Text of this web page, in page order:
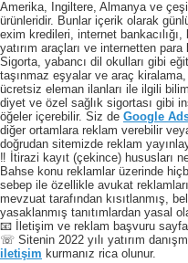
Amerika, Ingiltere, Almanya ve
ürünleridir. Bunlar içerik olarak
exim kredileri, internet bankacılığı,
yatırım araçları ve internetten
Sigorta, yabancı dil okulları gibi
taşınmaz eşyalar ve araç
ücretsiz eleman ilanları ile ilgili
diyet ve özel sağlık sigortası gibi
öğeler içerebilir. Siz de Google
diğer ortamlara reklam verebilir
doğrudan sitemizde reklam
‼️ İtirazi kayıt (çekince) hususları
Bahse konu reklamlar üzerinde
sebep ile özellikle avukat
mevzuat tarafından kısıtlanmış,
yasaklanmış tanıtımlardan yasal
📧 İletişim ve reklam başvuru
☏ Sitenin 2022 yılı yatırım
iletişim kurmanız rica olunur.